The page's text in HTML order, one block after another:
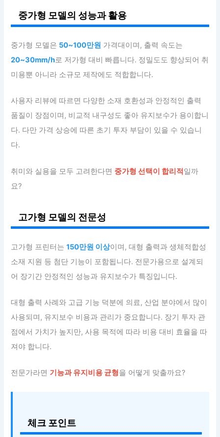
중가형 모델의 성능과 활용
중가형 모델은 50~100만원 가격대이며, 출력 속도는
20~30mm/h로 저가형 대비 빠릅니다. 정밀도도 향상되어 취
미용뿐 아니라 소규모 제작에도 적합합니다.
사용자 리뷰에 따르면 다양한 소재 호환성과 안정적인 출력
품질이 장점이며, 비교적 내구성도 좋아 유지보수가 용이합니
다. 다만 가격 상승에 따른 초기 투자 부담이 있을 수 있습니
다.
취미와 실용을 모두 고려한다면 중가형 선택이 합리적일까
요?
고가형 모델의 전문성
고가형 프린터는150만원 이상이며, 대형 출력과 생체적합성
소재 지원 등 첨단 기능이 포함됩니다. 전문가용으로 설계되
어 장기간 안정적인 성능과 유지보수가 특징입니다.
대형 출력 사례와 고급 기능 덕분에 의료, 산업 분야에서 많이
사용되며, 유지보수 비용과 관리가 중요합니다. 장기 투자 관
점에서 가치가 높지만, 사용 목적에 따라 비용 대비 효율을 따
져야 합니다.
전문가라면 기능과 유지비용 균형을 어떻게 맞출까요?
체크 포인트